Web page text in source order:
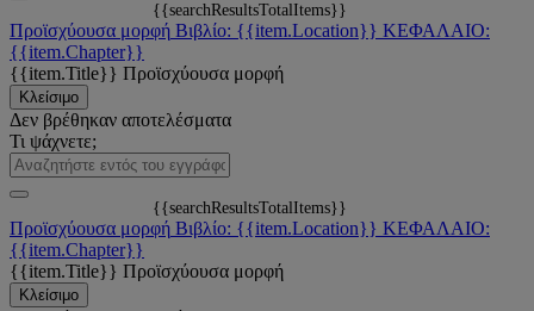
{{searchResultsTotalItems}}
Προϊσχύουσα μορφή Βιβλίο: {{item.Location}} ΚΕΦΑΛΑΙΟ:
{{item.Chapter}}
{{item.Title}} Προϊσχύουσα μορφή
Κλείσιμο
Δεν βρέθηκαν αποτελέσματα
Τι ψάχνετε;
{{searchResultsTotalItems}}
Προϊσχύουσα μορφή Βιβλίο: {{item.Location}} ΚΕΦΑΛΑΙΟ:
{{item.Chapter}}
{{item.Title}} Προϊσχύουσα μορφή
Κλείσιμο